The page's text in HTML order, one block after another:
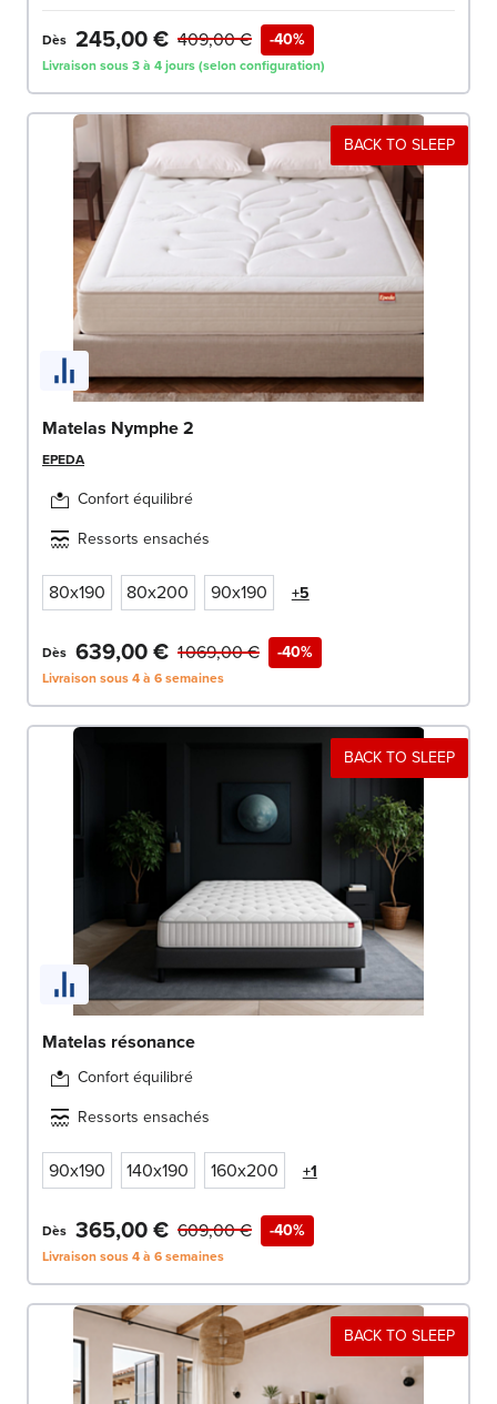
Dès 245,00 € -40%
409,00 €
Livraison sous 3 à 4 jours (selon configuration)
BACK TO SLEEP
Matelas Nymphe 2
EPEDA
Confort équilibré
Ressorts ensachés
80x190 80x200 90x190 +5
Dès 639,00 € -40%
1 069,00 €
Livraison sous 4 à 6 semaines
BACK TO SLEEP
Matelas résonance
Confort équilibré
Ressorts ensachés
90x190 140x190 160x200 +1
Dès 365,00 € -40%
609,00 €
Livraison sous 4 à 6 semaines
BACK TO SLEEP